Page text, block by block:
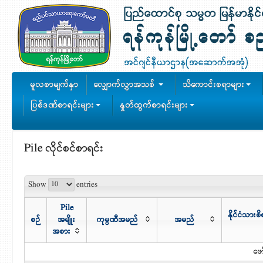
မူလစာမျက်နှာ လျှောက်လွှာအသစ်
သိကောင်းစရာများ
ပြစ်ဒဏ်စာရင်းများ
နှုတ်ထွက်စာရင်းများ
Pile လိုင်စင်စာရင်း
Show entries
စဉ်
Pile
အမျိုး
အစား
ကုမ္ပဏီအမည် အမည် နိုင်ငံသား
ဖ